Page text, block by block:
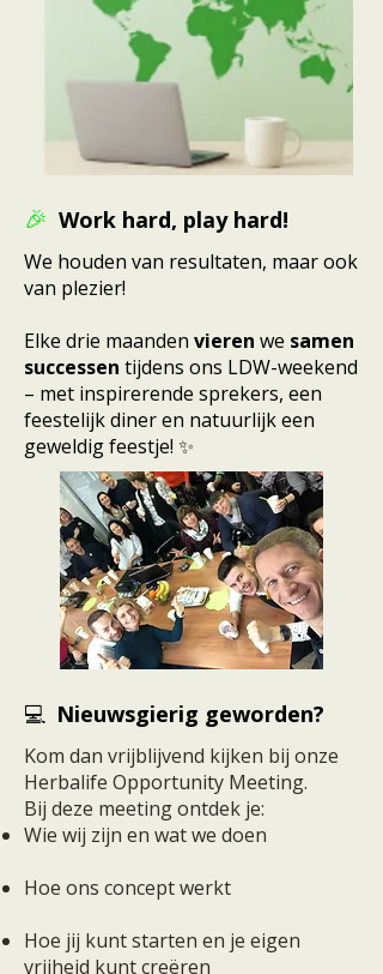
🎉 Work hard, play hard!
We houden van resultaten, maar ook
van plezier!
Elke drie maanden vieren we samen
successen tijdens ons LDW-weekend
– met inspirerende sprekers, een
feestelijk diner en natuurlijk een
geweldig feestje! ✨
💻 Nieuwsgierig geworden?
Kom dan vrijblijvend kijken bij onze
Herbalife Opportunity Meeting.
Bij deze meeting ontdek je:
Wie wij zijn en wat we doen
Hoe ons concept werkt
Hoe jij kunt starten en je eigen
vrijheid kunt creëren